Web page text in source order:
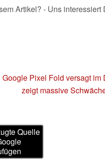
Artikel? - Uns interessiert
Google Pixel Fold versagt im
zeigt massive
Quelle